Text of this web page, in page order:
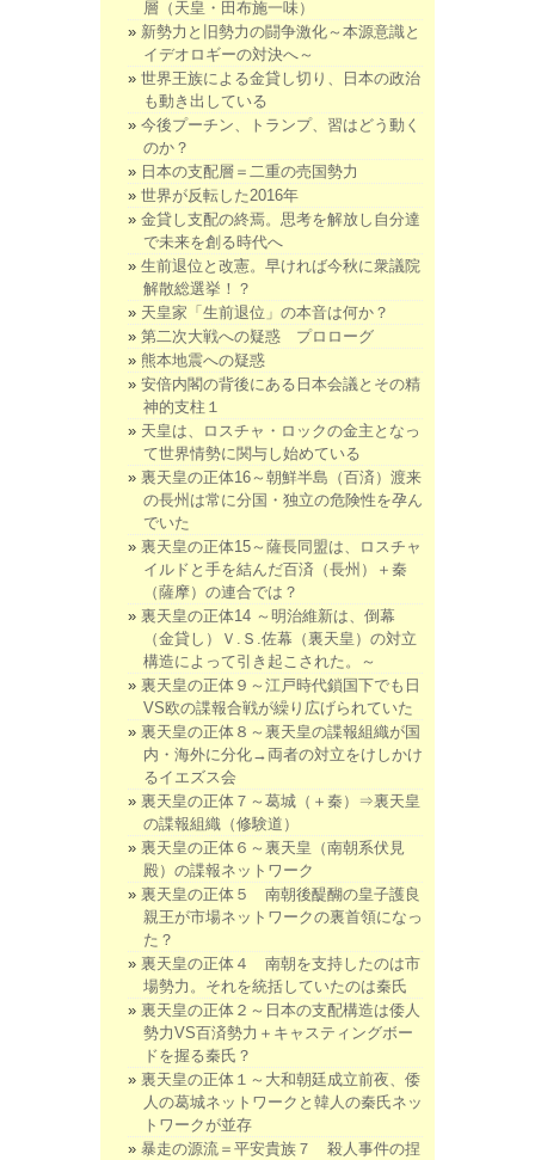
層（天皇・田布施一味）
新勢力と旧勢力の闘争激化～本源意識と
イデオロギーの対決へ～
世界王族による金貸し切り、日本の政治
も動き出している
今後プーチン、トランプ、習はどう動く
のか？
日本の支配層＝二重の売国勢力
世界が反転した2016年
金貸し支配の終焉。思考を解放し自分達
で未来を創る時代へ
生前退位と改憲。早ければ今秋に衆議院
解散総選挙！？
天皇家「生前退位」の本音は何か？
第二次大戦への疑惑 プロローグ
熊本地震への疑惑
安倍内閣の背後にある日本会議とその精
神的支柱１
天皇は、ロスチャ・ロックの金主となっ
て世界情勢に関与し始めている
裏天皇の正体16～朝鮮半島（百済）渡来
の長州は常に分国・独立の危険性を孕ん
でいた
裏天皇の正体15～薩長同盟は、ロスチャ
イルドと手を結んだ百済（長州）＋秦
（薩摩）の連合では？
裏天皇の正体14 ～明治維新は、倒幕
（金貸し）Ｖ.Ｓ.佐幕（裏天皇）の対立
構造によって引き起こされた。～
裏天皇の正体９～江戸時代鎖国下でも日
VS欧の諜報合戦が繰り広げられていた
裏天皇の正体８～裏天皇の諜報組織が国
内・海外に分化→両者の対立をけしかけ
るイエズス会
裏天皇の正体７～葛城（＋秦）⇒裏天皇
の諜報組織（修験道）
裏天皇の正体６～裏天皇（南朝系伏見
殿）の諜報ネットワーク
裏天皇の正体５ 南朝後醍醐の皇子護良
親王が市場ネットワークの裏首領になっ
た？
裏天皇の正体４ 南朝を支持したのは市
場勢力。それを統括していたのは秦氏
裏天皇の正体２～日本の支配構造は倭人
勢力VS百済勢力＋キャスティングボー
ドを握る秦氏？
裏天皇の正体１～大和朝廷成立前夜、倭
人の葛城ネットワークと韓人の秦氏ネッ
トワークが並存
暴走の源流＝平安貴族７ 殺人事件の捏